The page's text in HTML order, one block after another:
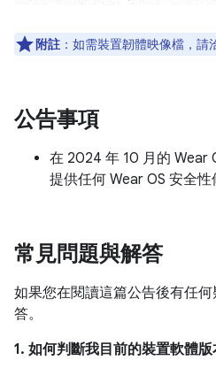
附註 ：如需裝置韌體映像檔，請
公告事項
在 2024 年 10 月的 Wear
提供任何 Wear OS 安全性
常見問題與解答
如果您在閱讀這篇公告後有任
答。
1. 如何判斷我目前的裝置軟體